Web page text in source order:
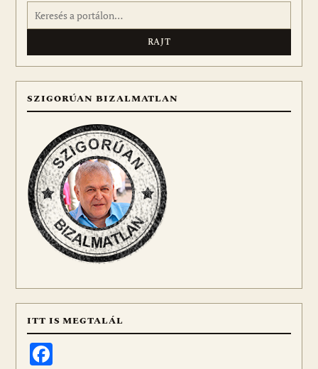
Keresés:
SZIGORÚAN BIZALMATLAN
ITT IS MEGTALÁL